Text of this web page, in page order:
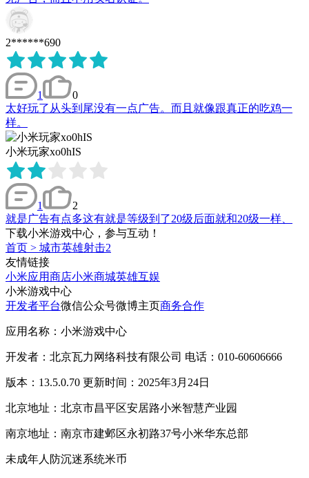
2******690
1
0
太好玩了从头到尾没有一点广告。而且就像跟真正的吃鸡一
样。
小米玩家xo0hIS
1
2
就是广告有点多这有就是等级到了20级后面就和20级一样、
下载小米游戏中心，参与互动！
首页 > 城市英雄射击2
友情链接
小米应用商店小米商城英雄互娱
小米游戏中心
开发者平台微信公众号微博主页商务合作
应用名称：小米游戏中心
开发者：北京瓦力网络科技有限公司 电话：010-60606666
版本：13.5.0.70 更新时间：2025年3月24日
北京地址：北京市昌平区安居路小米智慧产业园
南京地址：南京市建邺区永初路37号小米华东总部
未成年人防沉迷系统米币